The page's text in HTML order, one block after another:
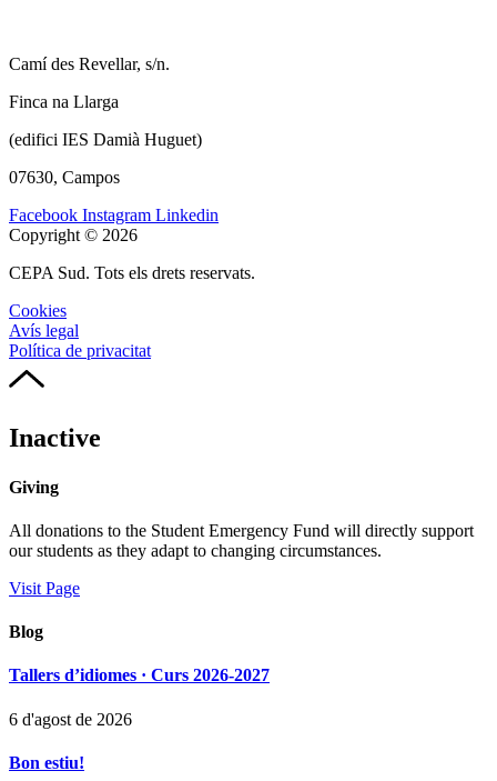
Camí des Revellar, s/n.
Finca na Llarga
(edifici IES Damià Huguet)
07630, Campos
Facebook Instagram Linkedin
Copyright © 2026
CEPA Sud. Tots els drets reservats.
Cookies
Avís legal
Política de privacitat
Inactive
Giving
All donations to the Student Emergency Fund will directly support
our students as they adapt to changing circumstances.
Visit Page
Blog
Tallers d’idiomes · Curs 2026-2027
6 d'agost de 2026
Bon estiu!